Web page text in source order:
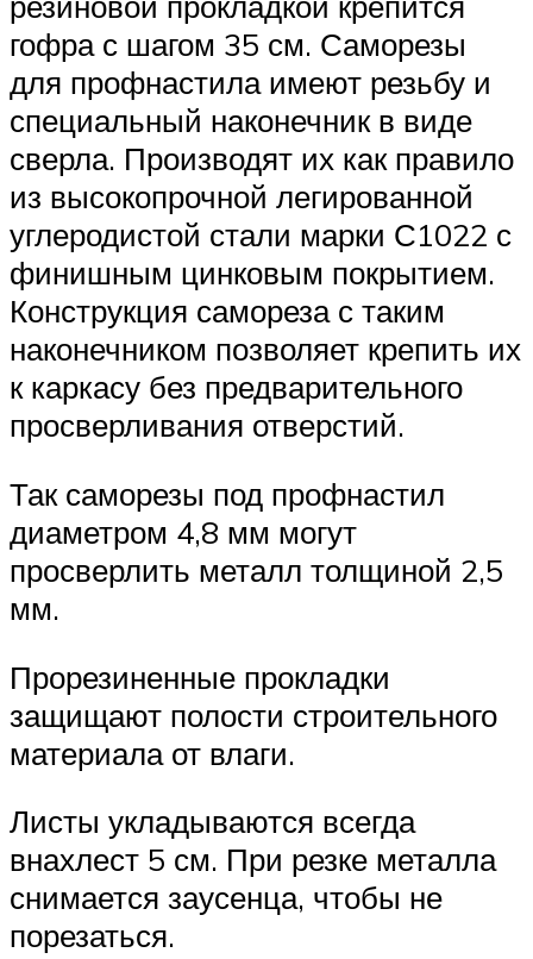
гофра с шагом 35 см. Саморезы
для профнастила имеют резьбу и
специальный наконечник в виде
сверла. Производят их как правило
из высокопрочной легированной
углеродистой стали марки С1022 с
финишным цинковым покрытием.
Конструкция самореза с таким
наконечником позволяет крепить их
к каркасу без предварительного
просверливания отверстий.
Так саморезы под профнастил
диаметром 4,8 мм могут
просверлить металл толщиной 2,5
мм.
Прорезиненные прокладки
защищают полости строительного
материала от влаги.
Листы укладываются всегда
внахлест 5 см. При резке металла
снимается заусенца, чтобы не
порезаться.